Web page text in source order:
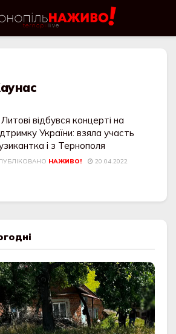
відбувся концерті на
України: взяла участь
і з Тернополя
НАЖИВО! 20.04.2022